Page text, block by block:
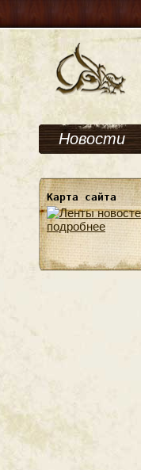
Новости
Карта сайта
подробнее